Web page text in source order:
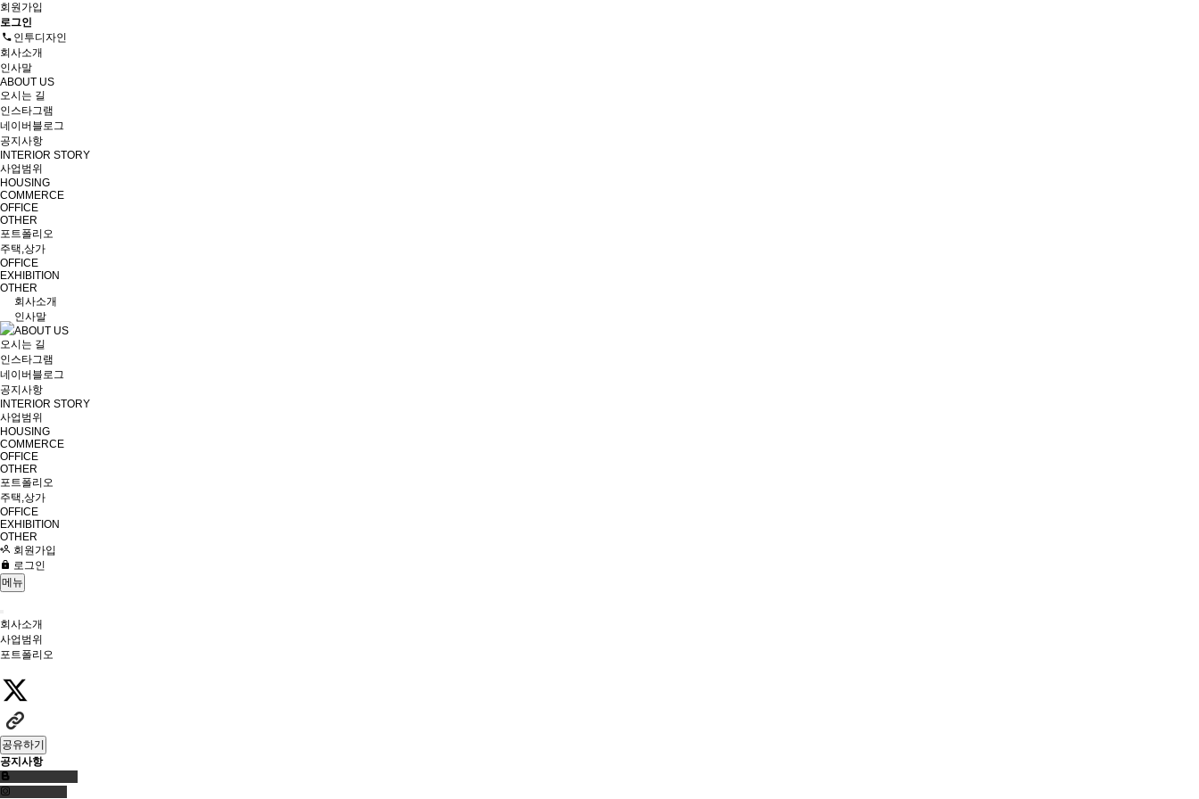
회원가입
로그인
인투디자인
회사소개
인사말
ABOUT US
오시는 길
인스타그램
네이버블로그
공지사항
INTERIOR STORY
사업범위
HOUSING
COMMERCE
OFFICE
OTHER
포트폴리오
주택,상가
OFFICE
EXHIBITION
OTHER
회사소개
인사말
ABOUT US
오시는 길
인스타그램
네이버블로그
공지사항
INTERIOR STORY
사업범위
HOUSING
COMMERCE
OFFICE
OTHER
포트폴리오
주택,상가
OFFICE
EXHIBITION
OTHER
회원가입
로그인
메뉴
회사소개
사업범위
포트폴리오
공유하기
공지사항